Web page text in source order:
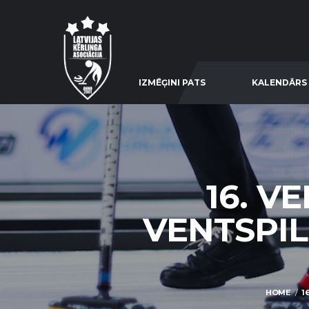
IZMĒĢINI PATS KALENDĀRS
16.
HOME